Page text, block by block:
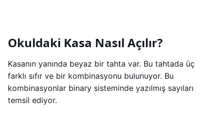
Okuldaki Kasa Nasıl Açılır?
Kasanın yanında beyaz bir tahta var. Bu tahtada üç
farklı sıfır ve bir kombinasyonu bulunuyor. Bu
kombinasyonlar binary sisteminde yazılmış sayıları
temsil ediyor.